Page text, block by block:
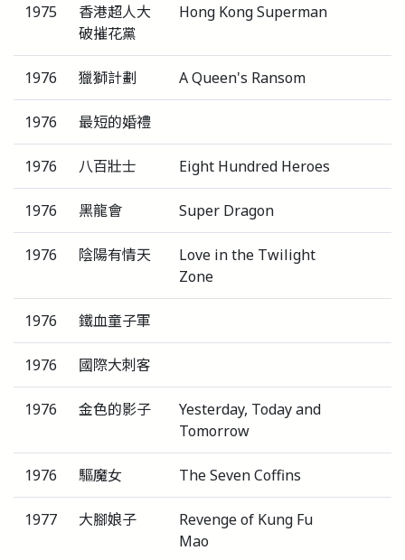
1975
香港超人大
破摧花黨
Hong Kong Superman
1976 獵獅計劃 A Queen's Ransom
1976 最短的婚禮
1976 八百壯士 Eight Hundred Heroes
1976 黑龍會 Super Dragon
1976 陰陽有情天
Love in the Twilight
Zone
1976 鐵血童子軍
1976 國際大刺客
1976 金色的影子
Yesterday, Today and
Tomorrow
1976 驅魔女 The Seven Coffins
1977 大腳娘子
Revenge of Kung Fu
Mao